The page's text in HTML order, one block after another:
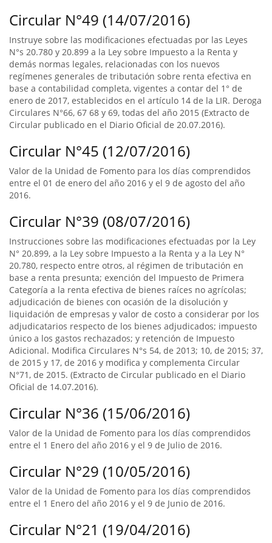
Circular N°49 (14/07/2016)
Instruye sobre las modificaciones efectuadas por las Leyes
N°s 20.780 y 20.899 a la Ley sobre Impuesto a la Renta y
demás normas legales, relacionadas con los nuevos
regímenes generales de tributación sobre renta efectiva en
base a contabilidad completa, vigentes a contar del 1° de
enero de 2017, establecidos en el artículo 14 de la LIR. Deroga
Circulares N°66, 67 68 y 69, todas del año 2015 (Extracto de
Circular publicado en el Diario Oficial de 20.07.2016).
Circular N°45 (12/07/2016)
Valor de la Unidad de Fomento para los días comprendidos
entre el 01 de enero del año 2016 y el 9 de agosto del año
2016.
Circular N°39 (08/07/2016)
Instrucciones sobre las modificaciones efectuadas por la Ley
N° 20.899, a la Ley sobre Impuesto a la Renta y a la Ley N°
20.780, respecto entre otros, al régimen de tributación en
base a renta presunta; exención del Impuesto de Primera
Categoría a la renta efectiva de bienes raíces no agrícolas;
adjudicación de bienes con ocasión de la disolución y
liquidación de empresas y valor de costo a considerar por los
adjudicatarios respecto de los bienes adjudicados; impuesto
único a los gastos rechazados; y retención de Impuesto
Adicional. Modifica Circulares N°s 54, de 2013; 10, de 2015; 37,
de 2015 y 17, de 2016 y modifica y complementa Circular
N°71, de 2015. (Extracto de Circular publicado en el Diario
Oficial de 14.07.2016).
Circular N°36 (15/06/2016)
Valor de la Unidad de Fomento para los días comprendidos
entre el 1 Enero del año 2016 y el 9 de Julio de 2016.
Circular N°29 (10/05/2016)
Valor de la Unidad de Fomento para los días comprendidos
entre el 1 Enero del año 2016 y el 9 de Junio de 2016.
Circular N°21 (19/04/2016)